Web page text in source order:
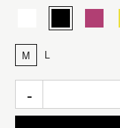
M L
-